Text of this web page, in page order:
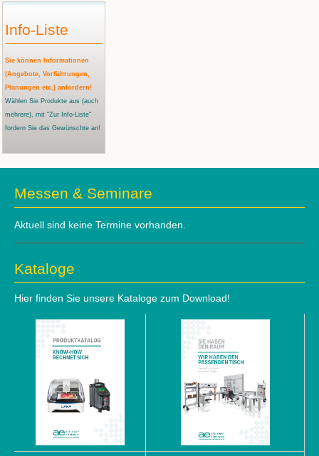
Info-Liste
Sie können Informationen
(Angebote, Vorführungen,
Planungen etc.) anfordern!
Wählen Sie Produkte aus (auch
mehrere), mit "Zur Info-Liste"
fordern Sie das Gewünschte an!
Messen & Seminare
Aktuell sind keine Termine vorhanden.
Kataloge
Hier finden Sie unsere Kataloge zum Download!